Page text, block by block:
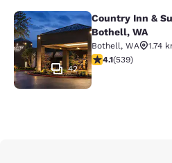
Country Inn &
42
Country Inn &
Bothell, WA
Bothell, WA
1.74
Calificación de 4.09
4.1(539)